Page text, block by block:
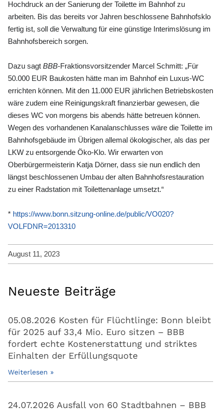
Hochdruck an der Sanierung der Toilette im Bahnhof zu
arbeiten. Bis das bereits vor Jahren beschlossene Bahnhofsklo
fertig ist, soll die Verwaltung für eine günstige Interimslösung im
Bahnhofsbereich sorgen.
Dazu sagt BBB-Fraktionsvorsitzender Marcel Schmitt: „Für
50.000 EUR Baukosten hätte man im Bahnhof ein Luxus-WC
errichten können. Mit den 11.000 EUR jährlichen Betriebskosten
wäre zudem eine Reinigungskraft finanzierbar gewesen, die
dieses WC von morgens bis abends hätte betreuen können.
Wegen des vorhandenen Kanalanschlusses wäre die Toilette im
Bahnhofsgebäude im Übrigen allemal ökologischer, als das per
LKW zu entsorgende Öko-Klo. Wir erwarten von
Oberbürgermeisterin Katja Dörner, dass sie nun endlich den
längst beschlossenen Umbau der alten Bahnhofsrestauration
zu einer Radstation mit Toilettenanlage umsetzt.“
* https://www.bonn.sitzung-online.de/public/VO020?
VOLFDNR=2013310
August 11, 2023
Neueste Beiträge
05.08.2026 Kosten für Flüchtlinge: Bonn bleibt
für 2025 auf 33,4 Mio. Euro sitzen – BBB
fordert echte Kostenerstattung und striktes
Einhalten der Erfüllungsquote
Weiterlesen »
24.07.2026 Ausfall von 60 Stadtbahnen – BBB